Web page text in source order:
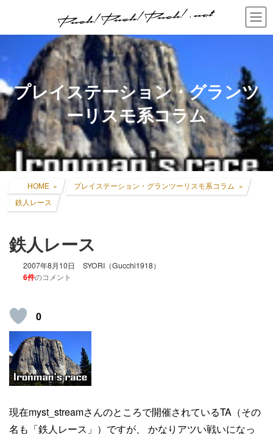
ツ
ス
キ
ッ
プ
シ
ン
に
移
動
プレイステーション・グランツ
ーリスモ系コラム
HOME
プレイステーション・グランツーリスモ系コラム
鉄人レース
鉄人レース
2007年8月10日 SYORI（Gucchi1918）
6件のコメント
0
現在myst_streamさんのところで開催されているTA（その
名も「鉄人レース」）ですが、 かなりアツい戦いになっ